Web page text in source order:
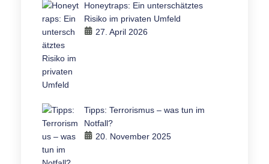
Honeytraps: Ein unterschätztes
Risiko im privaten Umfeld
27. April 2026
Tipps: Terrorismus – was tun im
Notfall?
20. November 2025